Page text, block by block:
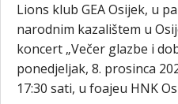
Lions klub GEA Osijek, u
narodnim kazalištem u
koncert „Večer glazbe i
ponedjeljak, 8. prosinca
17:30 sati, u foajeu HNK